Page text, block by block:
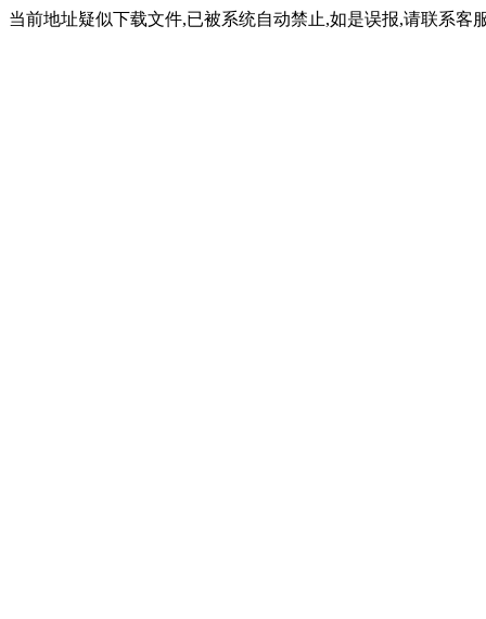
当前地址疑似下载文件,已被系统自动禁止,如是误报,请联系客